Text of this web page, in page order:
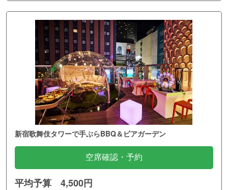
新宿歌舞伎タワーで手ぶらBBQ＆ビアガーデン
空席確認・予約
平均予算 4,500円